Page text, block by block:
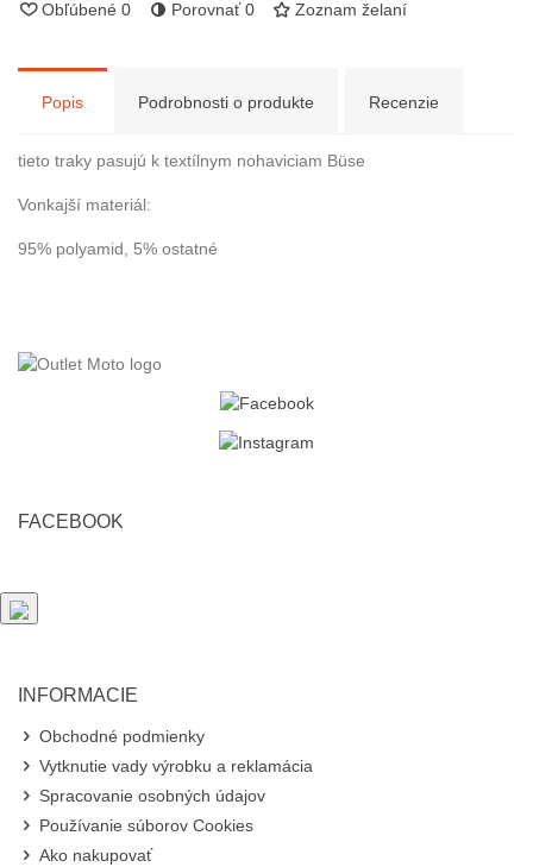
Obľúbené 0 Porovnať 0 Zoznam želaní
Popis Podrobnosti o produkte Recenzie
tieto traky pasujú k textílnym nohaviciam Büse
Vonkajší materiál:
95% polyamid, 5% ostatné
FACEBOOK
INFORMACIE
Obchodné podmienky
Vytknutie vady výrobku a reklamácia
Spracovanie osobných údajov
Používanie súborov Cookies
Ako nakupovať